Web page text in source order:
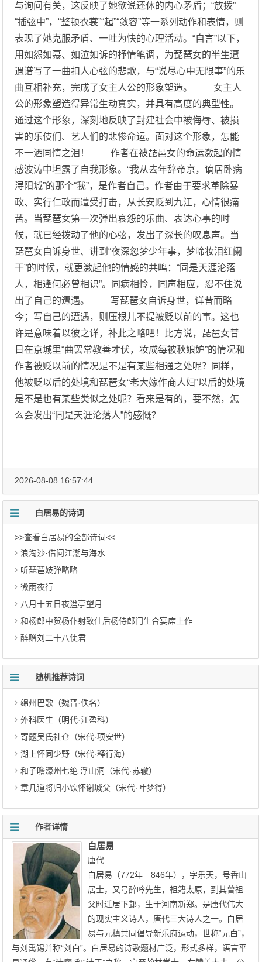
与询问有关，这反映了她欲说还休的内心矛盾；“放拨”
“插弦中”，“整顿衣裳”“起”“敛容”等一系列动作和表情，则
表现了她克服矛盾、一吐为快的心理活动。“自言”以下，
用如怨如慕、如泣如诉的抒情笔调，为琵琶女的半生遭
遇谱写了一曲扣人心弦的悲歌，与“说尽心中无限事”的乐
曲互相补充，完成了女主人公的形象塑造。 女主人
公的形象塑造得异常生动真实，并具有高度的典型性。
通过这个形象，深刻地反映了封建社会中被侮辱、被损
害的乐伎们、艺人们的悲惨命运。面对这个形象，怎能
不一洒同情之泪！ 作者在被琵琶女的命运激起的情
感波涛中坦露了自我形象。“我从去年辞帝京，谪居卧病
浔阳城”的那个“我”，是作者自己。作者由于要求革除暴
政、实行仁政而遭受打击，从长安贬到九江，心情很痛
苦。当琵琶女第一次弹出哀怨的乐曲、表达心事的时
候，就已经拨动了他的心弦，发出了深长的叹息声。当
琵琶女自诉身世、讲到“夜深忽梦少年事，梦啼妆泪红阑
干”的时候，就更激起他的情感的共鸣：“同是天涯沦落
人，相逢何必曾相识”。同病相怜，同声相应，忍不住说
出了自己的遭遇。 写琵琶女自诉身世，详昔而略
今；写自己的遭遇，则压根儿不提被贬以前的事。这也
许是意味着以彼之详，补此之略吧！比方说，琵琶女昔
日在京城里“曲罢常教善才伏，妆成每被秋娘妒”的情况和
作者被贬以前的情况是不是有某些相通之处呢？同样，
他被贬以后的处境和琵琶女“老大嫁作商人妇”以后的处境
是不是也有某些类似之处呢？看来是有的，要不然，怎
么会发出“同是天涯沦落人”的感慨？
2026-08-08 16:57:44
白居易的诗词
>>查看白居易的全部诗词<<
浪淘沙·借问江潮与海水
听琵琶妓弹略略
微雨夜行
八月十五日夜湓亭望月
和杨郎中贺杨仆射致仕后杨侍郎门生合宴席上作
醉赠刘二十八使君
随机推荐诗词
绵州巴歌（魏晋·佚名）
外科医生（明代·江盈科）
寄题吴氏社仓（宋代·项安世）
湖上怀同少野（宋代·释行海）
和子瞻濠州七绝 浮山洞（宋代·苏辙）
章几道将归小饮怀谢城父（宋代·叶梦得）
作者详情
白居易
唐代
白居易（772年－846年），字乐天，号香山
居士，又号醉吟先生，祖籍太原，到其曾祖
父时迁居下邽，生于河南新郑。是唐代伟大
的现实主义诗人，唐代三大诗人之一。白居
易与元稹共同倡导新乐府运动，世称“元白”，
与刘禹锡并称“刘白”。白居易的诗歌题材广泛，形式多样，语言平